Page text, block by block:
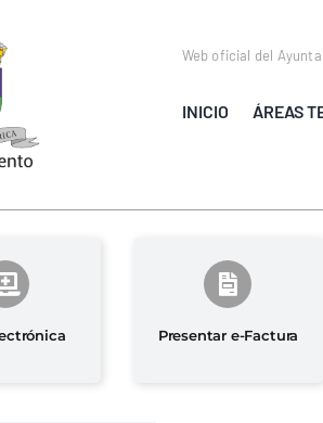
Web oficial del
INICIO ÁREAS
Presentar e-Factura